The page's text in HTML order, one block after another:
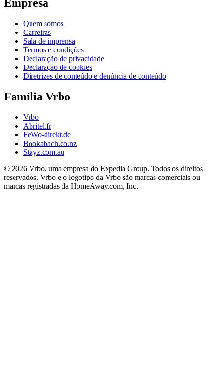
Empresa
Quem somos
Carreiras
Sala de imprensa
Termos e condições
Declaração de privacidade
Declaração de cookies
Diretrizes de conteúdo e denúncia de conteúdo
Família Vrbo
Vrbo
Abritel.fr
FeWo-direkt.de
Bookabach.co.nz
Stayz.com.au
© 2026 Vrbo, uma empresa do Expedia Group. Todos os direitos
reservados. Vrbo e o logotipo da Vrbo são marcas comerciais ou
marcas registradas da HomeAway.com, Inc.